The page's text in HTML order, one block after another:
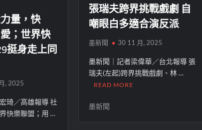
量，快
；世界快
挺身走上同
, 2025
琦／高雄報導 社
快樂聯盟；用 …
張瑞夫跨界挑戰戲劇 自
嘲眼白多適合演反派
墨新聞 30 11 月, 2025
墨新聞｜記者梁偉華／台北報導 張
瑞夫(左起)跨界挑戰戲劇、林 …
READ MORE
墨新聞